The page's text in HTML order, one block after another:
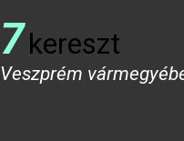
7kereszt
Veszprém